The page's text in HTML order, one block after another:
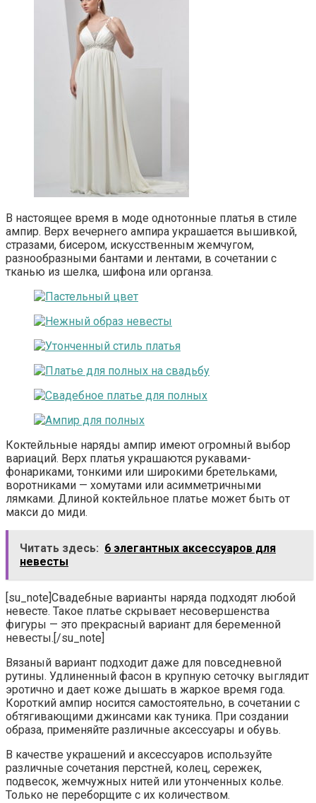
В настоящее время в моде однотонные платья в стиле
ампир. Верх вечернего ампира украшается вышивкой,
стразами, бисером, искусственным жемчугом,
разнообразными бантами и лентами, в сочетании с
тканью из шелка, шифона или органза.
Коктейльные наряды ампир имеют огромный выбор
вариаций. Верх платья украшаются рукавами-
фонариками, тонкими или широкими бретельками,
воротниками — хомутами или асимметричными
лямками. Длиной коктейльное платье может быть от
макси до миди.
Читать здесь: 6 элегантных аксессуаров для
невесты
[su_note]Свадебные варианты наряда подходят любой
невесте. Такое платье скрывает несовершенства
фигуры — это прекрасный вариант для беременной
невесты.[/su_note]
Вязаный вариант подходит даже для повседневной
рутины. Удлиненный фасон в крупную сеточку выглядит
эротично и дает коже дышать в жаркое время года.
Короткий ампир носится самостоятельно, в сочетании с
обтягивающими джинсами как туника. При создании
образа, применяйте различные аксессуары и обувь.
В качестве украшений и аксессуаров используйте
различные сочетания перстней, колец, сережек,
подвесок, жемчужных нитей или утонченных колье.
Только не переборщите с их количеством.